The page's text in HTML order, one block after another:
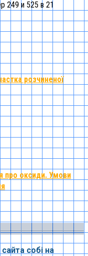
249 и 525 в 21
розчиненої
про оксиди. Умови
собі на